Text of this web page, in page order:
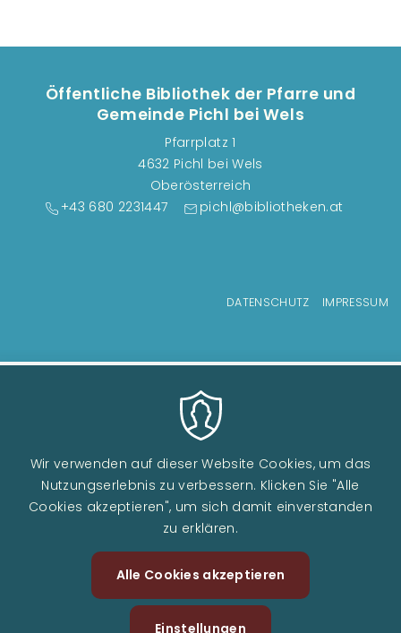
Öffentliche Bibliothek der Pfarre und
Gemeinde Pichl bei Wels
Pfarrplatz 1
4632 Pichl bei Wels
Oberösterreich
+43 680 2231447
pichl@bibliotheken.at
DATENSCHUTZ IMPRESSUM
Wir verwenden auf dieser Website Cookies, um das
Nutzungserlebnis zu verbessern. Klicken Sie "Alle
Cookies akzeptieren", um sich damit einverstanden
zu erklären.
Alle Cookies akzeptieren
Einstellungen